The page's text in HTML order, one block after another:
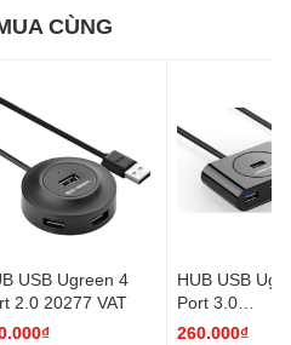
CÙNG
USB Ugreen 4
2.0 20277 VAT
HUB USB
Port 3.0
20291(ĐEN)/
260.000₫